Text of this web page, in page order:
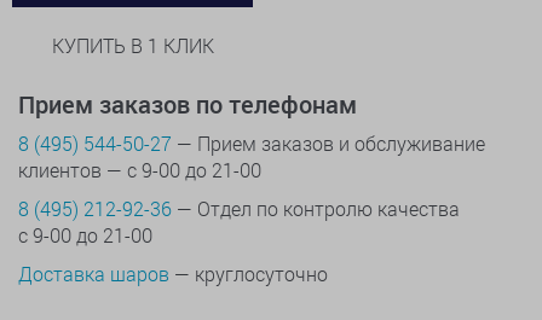
КУПИТЬ В 1 КЛИК
Прием заказов по телефонам
8 (495) 544-50-27 — Прием заказов и обслуживание
клиентов — с 9-00 до 21-00
8 (495) 212-92-36 — Отдел по контролю качества
с 9-00 до 21-00
Доставка шаров — круглосуточно